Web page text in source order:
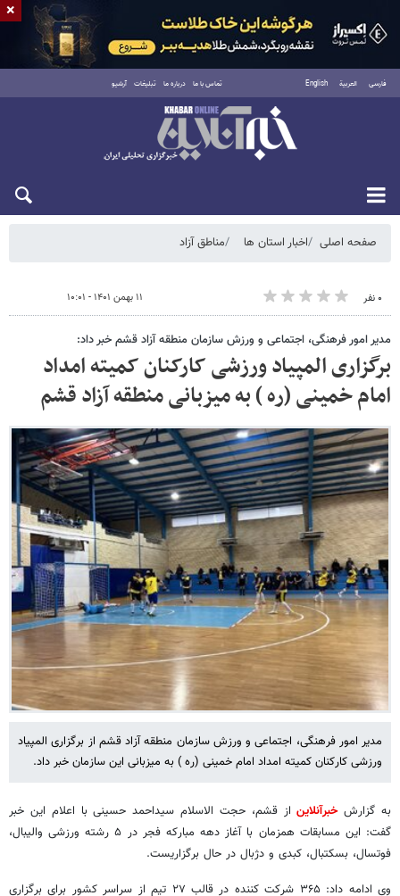
فارسی العربية English تماس با ما درباره ما تبلیغات آرشیو
یکشنبه ۱۸ مرداد ۱۴۰۵
صفحه اصلی اخبار استان ها مناطق آزاد
۰ نفر ۱۱ بهمن ۱۴۰۱ - ۱۰:۰۱
مدیر امور فرهنگی، اجتماعی و ورزش سازمان منطقه آزاد قشم خبر داد:
برگزاری المپیاد ورزشی کارکنان کمیته امداد
امام خمینی (ره ) به میزبانی منطقه آزاد قشم
مدیر امور فرهنگی، اجتماعی و ورزش سازمان منطقه آزاد قشم از برگزاری المپیاد
ورزشی کارکنان کمیته امداد امام خمینی (ره ) به میزبانی این سازمان خبر داد.
به گزارشخبرآنلایناز قشم، حجت الاسلام سیداحمد حسینی با اعلام این خبر
گفت: این مسابقات همزمان با آغاز دهه مبارکه فجر در ۵ رشته ورزشی والیبال،
فوتسال، بسکتبال، کبدی و دژبال در حال برگزاریست.
وی ادامه داد: ۳۶۵ شرکت کننده در قالب ۲۷ تیم از سراسر کشور برای برگزاری
×